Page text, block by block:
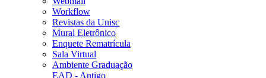
Workflow
Revistas da Unisc
Mural Eletrônico
Enquete Rematrícula
Sala Virtual
Ambiente Graduação
EAD - Antigo